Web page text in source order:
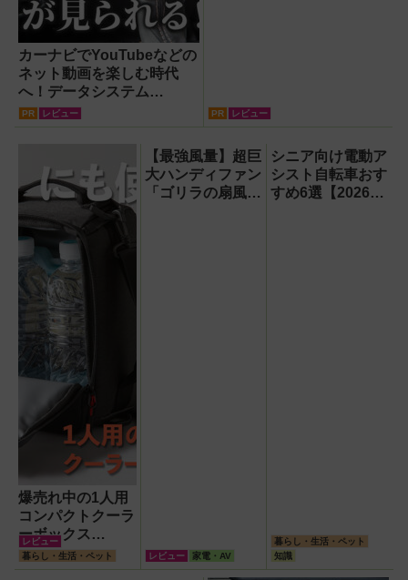
カーナビでYouTubeなどの
ネット動画を楽しむ時代
へ！データシステム
『U2KIT』がドライブを変
PR レビュー PR レビュー
爆売れ中の1人用
コンパクトクーラ
ーボックス
HUGEL「エアロ
ゲルソフトクーラ
レビュー
暮らし・生活・ペット
【最強風量】超巨
大ハンディファン
「ゴリラの扇風
レビュー 家電・AV
シニア向け電動ア
シスト自転車おす
すめ6選【2026年
暮らし・生活・ペット
知識